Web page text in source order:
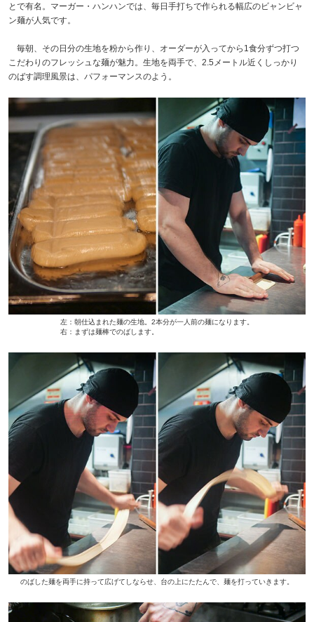
とで有名。マーガー・ハンハンでは、毎日手打ちで作られる幅広のビャンビャ
ン麺が人気です。
毎朝、その日分の生地を粉から作り、オーダーが入ってから1食分ずつ打つ
こだわりのフレッシュな麺が魅力。生地を両手で、2.5メートル近くしっかり
のばす調理風景は、パフォーマンスのよう。
左：朝仕込まれた麺の生地。2本分が一人前の麺になります。
右：まずは麺棒でのばします。
のばした麺を両手に持って広げてしならせ、台の上にたたんで、麺を打っていきます。